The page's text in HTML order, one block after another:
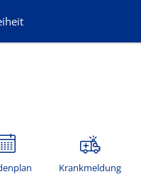
Krankmeldung